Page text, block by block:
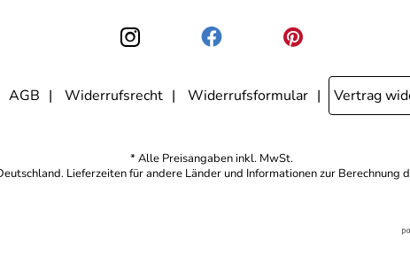
AGB Widerrufsrecht Widerrufsformular Vertrag
* Alle Preisangaben inkl. MwSt.
Lieferzeiten für andere Länder und Informationen zur Berechnung